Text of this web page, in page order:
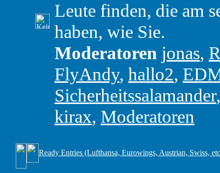
Leute finden, die am
haben, wie Sie.
Moderatoren jonas,
FlyAndy, hallo2,
Sicherheitssalamander
kirax, Moderatoren
Ready Entries (Lufthansa, Eurowings, Austrian, Swiss,